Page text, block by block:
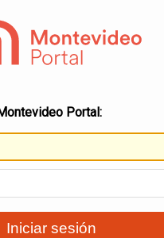
Portal:
Iniciar sesión